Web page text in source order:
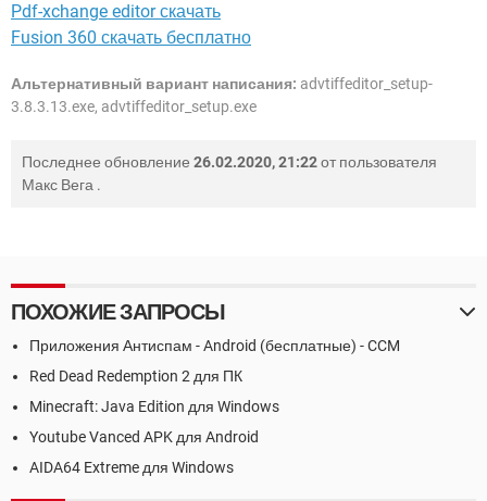
Pdf-xchange editor скачать
Fusion 360 скачать бесплатно
Альтернативный вариант написания: advtiffeditor_setup-
3.8.3.13.exe, advtiffeditor_setup.exe
Последнее обновление 26.02.2020, 21:22от пользователя
Макс Вега .
ПОХОЖИЕ ЗАПРОСЫ
Приложения Антиспам - Android (бесплатные) - CCM
Red Dead Redemption 2 для ПК
Minecraft: Java Edition для Windows
Youtube Vanced APK для Android
AIDA64 Extreme для Windows